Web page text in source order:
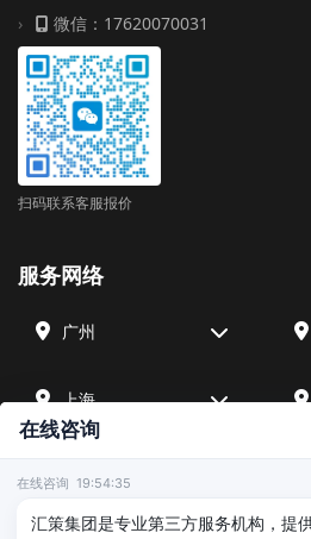
微信：17620070031
扫码联系客服报价
服务网络
广州
上海
北京
在线咨询
在线咨询 19:54:35
汇策集团是专业第三方服务机构，提